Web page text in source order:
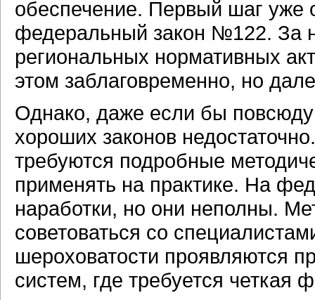
обеспечение. Первый шаг уже
федеральный закон №122. За
региональных нормативных
этом заблаговременно, но
Однако, даже если бы
хороших законов
требуются подробные
применять на практике. На
наработки, но они неполны.
советоваться со
шероховатости проявляются
систем, где требуется четкая